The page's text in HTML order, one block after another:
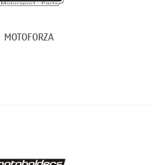
MOTOFORZA